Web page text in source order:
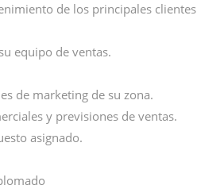
de los principales clientes
equipo de ventas.
de marketing de su zona.
y previsiones de ventas.
asignado.